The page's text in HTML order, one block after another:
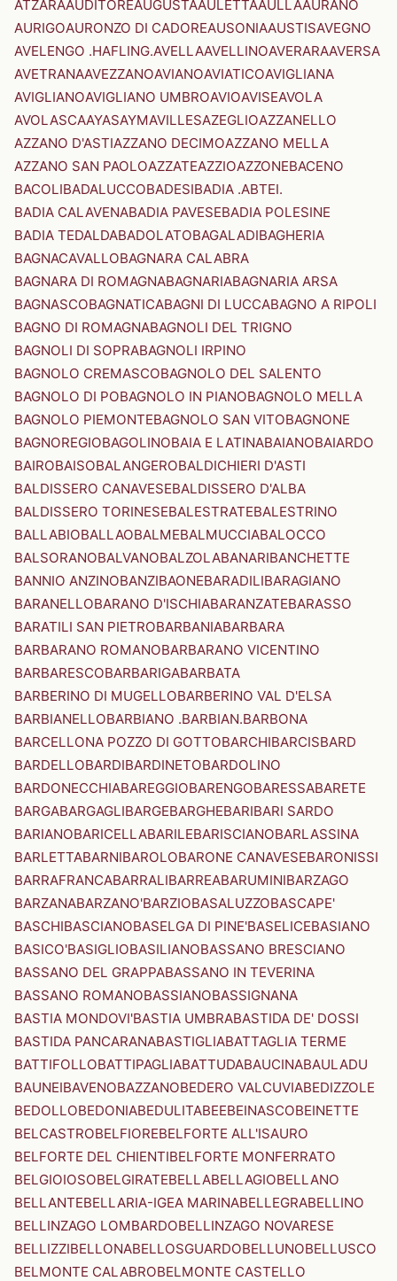
ATZARAAUDITOREAUGUSTAAULETTAAULLAAURANO
AURIGOAURONZO DI CADOREAUSONIAAUSTISAVEGNO
AVELENGO .HAFLING.AVELLAAVELLINOAVERARAAVERSA
AVETRANAAVEZZANOAVIANOAVIATICOAVIGLIANA
AVIGLIANOAVIGLIANO UMBROAVIOAVISEAVOLA
AVOLASCAAYASAYMAVILLESAZEGLIOAZZANELLO
AZZANO D'ASTIAZZANO DECIMOAZZANO MELLA
AZZANO SAN PAOLOAZZATEAZZIOAZZONEBACENO
BACOLIBADALUCCOBADESIBADIA .ABTEI.
BADIA CALAVENABADIA PAVESEBADIA POLESINE
BADIA TEDALDABADOLATOBAGALADIBAGHERIA
BAGNACAVALLOBAGNARA CALABRA
BAGNARA DI ROMAGNABAGNARIABAGNARIA ARSA
BAGNASCOBAGNATICABAGNI DI LUCCABAGNO A RIPOLI
BAGNO DI ROMAGNABAGNOLI DEL TRIGNO
BAGNOLI DI SOPRABAGNOLI IRPINO
BAGNOLO CREMASCOBAGNOLO DEL SALENTO
BAGNOLO DI POBAGNOLO IN PIANOBAGNOLO MELLA
BAGNOLO PIEMONTEBAGNOLO SAN VITOBAGNONE
BAGNOREGIOBAGOLINOBAIA E LATINABAIANOBAIARDO
BAIROBAISOBALANGEROBALDICHIERI D'ASTI
BALDISSERO CANAVESEBALDISSERO D'ALBA
BALDISSERO TORINESEBALESTRATEBALESTRINO
BALLABIOBALLAOBALMEBALMUCCIABALOCCO
BALSORANOBALVANOBALZOLABANARIBANCHETTE
BANNIO ANZINOBANZIBAONEBARADILIBARAGIANO
BARANELLOBARANO D'ISCHIABARANZATEBARASSO
BARATILI SAN PIETROBARBANIABARBARA
BARBARANO ROMANOBARBARANO VICENTINO
BARBARESCOBARBARIGABARBATA
BARBERINO DI MUGELLOBARBERINO VAL D'ELSA
BARBIANELLOBARBIANO .BARBIAN.BARBONA
BARCELLONA POZZO DI GOTTOBARCHIBARCISBARD
BARDELLOBARDIBARDINETOBARDOLINO
BARDONECCHIABAREGGIOBARENGOBARESSABARETE
BARGABARGAGLIBARGEBARGHEBARIBARI SARDO
BARIANOBARICELLABARILEBARISCIANOBARLASSINA
BARLETTABARNIBAROLOBARONE CANAVESEBARONISSI
BARRAFRANCABARRALIBARREABARUMINIBARZAGO
BARZANABARZANO'BARZIOBASALUZZOBASCAPE'
BASCHIBASCIANOBASELGA DI PINE'BASELICEBASIANO
BASICO'BASIGLIOBASILIANOBASSANO BRESCIANO
BASSANO DEL GRAPPABASSANO IN TEVERINA
BASSANO ROMANOBASSIANOBASSIGNANA
BASTIA MONDOVI'BASTIA UMBRABASTIDA DE' DOSSI
BASTIDA PANCARANABASTIGLIABATTAGLIA TERME
BATTIFOLLOBATTIPAGLIABATTUDABAUCINABAULADU
BAUNEIBAVENOBAZZANOBEDERO VALCUVIABEDIZZOLE
BEDOLLOBEDONIABEDULITABEEBEINASCOBEINETTE
BELCASTROBELFIOREBELFORTE ALL'ISAURO
BELFORTE DEL CHIENTIBELFORTE MONFERRATO
BELGIOIOSOBELGIRATEBELLABELLAGIOBELLANO
BELLANTEBELLARIA-IGEA MARINABELLEGRABELLINO
BELLINZAGO LOMBARDOBELLINZAGO NOVARESE
BELLIZZIBELLONABELLOSGUARDOBELLUNOBELLUSCO
BELMONTE CALABROBELMONTE CASTELLO